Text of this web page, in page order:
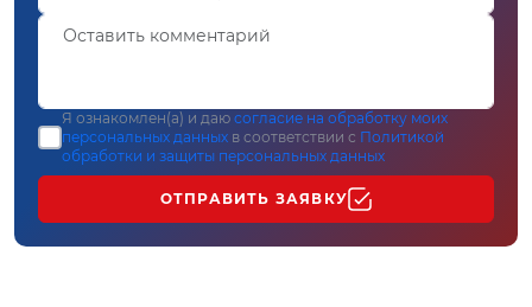
Я ознакомлен(а) и даю согласие на обработку моих
персональных данных в соответствии с Политикой
обработки и защиты персональных данных
ОТПРАВИТЬ ЗАЯВКУ